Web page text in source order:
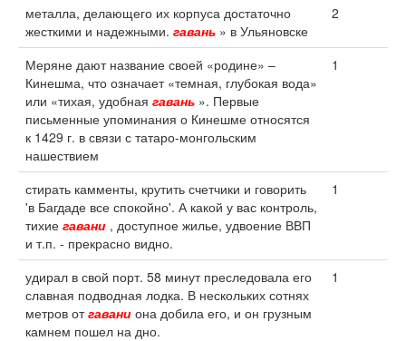
металла, делающего их корпуса достаточно
жесткими и надежными. гавань » в Ульяновске
2
Меряне дают название своей «родине» –
Кинешма, что означает «темная, глубокая вода»
или «тихая, удобная гавань ». Первые
письменные упоминания о Кинешме относятся
к 1429 г. в связи с татаро-монгольским
нашествием
1
стирать камменты, крутить счетчики и говорить
'в Багдаде все спокойно'. А какой у вас контроль,
тихие гавани , доступное жилье, удвоение ВВП
и т.п. - прекрасно видно.
1
удирал в свой порт. 58 минут преследовала его
славная подводная лодка. В нескольких сотнях
метров отгавани она добила его, и он грузным
камнем пошел на дно.
1